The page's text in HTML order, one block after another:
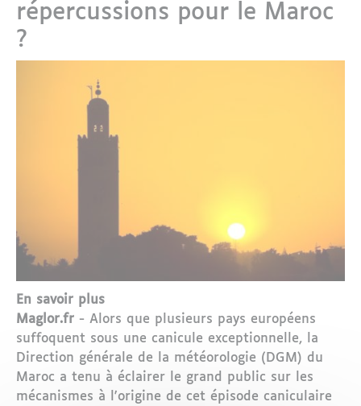
répercussions pour le Maroc
?
En savoir plus
Maglor.fr - Alors que plusieurs pays européens
suffoquent sous une canicule exceptionnelle, la
Direction générale de la météorologie (DGM) du
Maroc a tenu à éclairer le grand public sur les
mécanismes à l'origine de cet épisode caniculaire